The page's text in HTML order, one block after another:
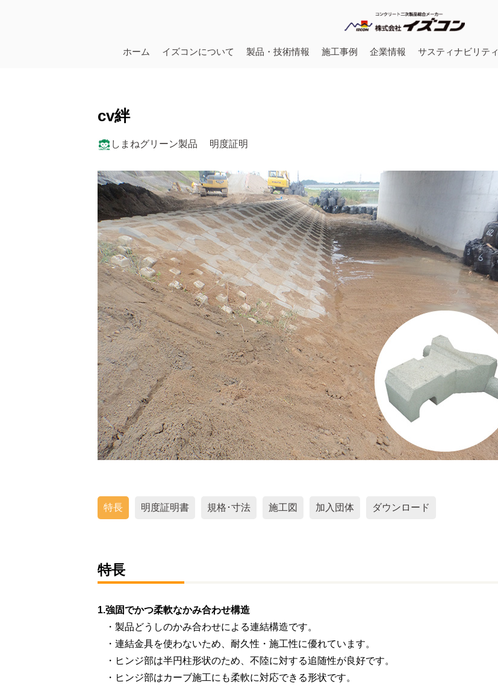
ホーム イズコンについて 製品・技術情報 施工事例 企業情報 サスティナビリティ
cv絆
しまねグリーン製品 明度証明
特長 明度証明書 規格･寸法 施工図 加入団体 ダウンロード
特長
1.強固でかつ柔軟なかみ合わせ構造
・製品どうしのかみ合わせによる連結構造です。
・連結金具を使わないため、耐久性・施工性に優れています。
・ヒンジ部は半円柱形状のため、不陸に対する追随性が良好です。
・ヒンジ部はカーブ施工にも柔軟に対応できる形状です。